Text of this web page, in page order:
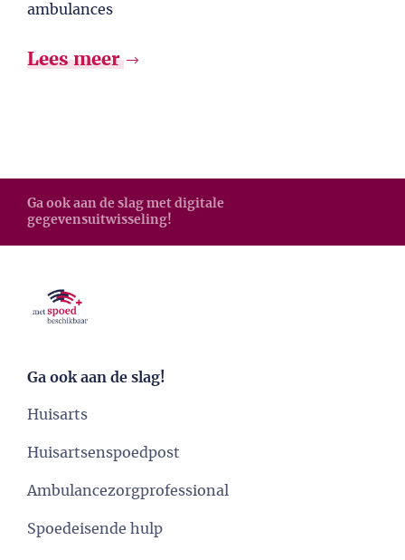
ambulances
Lees meer
Ga ook aan de slag met digitale
gegevensuitwisseling!
Ga ook aan de slag!
Huisarts
Huisartsenspoedpost
Ambulancezorgprofessional
Spoedeisende hulp